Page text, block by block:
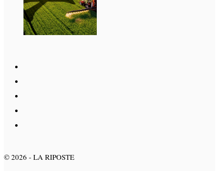
© 2026 - LA RIPOSTE